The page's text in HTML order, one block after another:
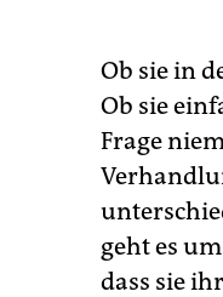
Ob sie in
Ob sie
Frage
geht es
dass sie